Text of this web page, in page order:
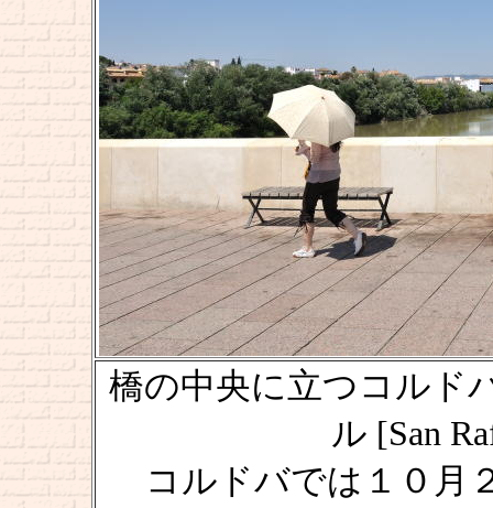
橋の中央に立つコルド
ル [San
コルドバでは１０月